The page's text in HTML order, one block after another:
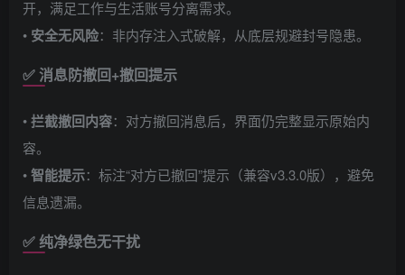
开，满足工作与生活账号分离需求。
• ​ 安全无风险​：非内存注入式破解，从底层规避封号隐患。
✅ 消息防撤回+撤回提示
• ​拦截撤回内容​：对方撤回消息后，界面仍完整显示原始内
容。
• ​智能提示​：标注“对方已撤回”提示（兼容v3.3.0版），避免
信息遗漏。
✅ 纯净绿色无干扰